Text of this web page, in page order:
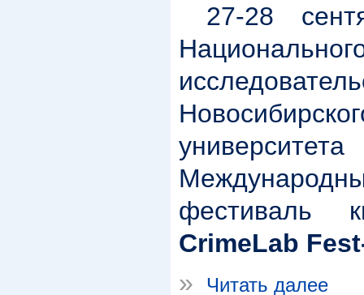
27-28
фестиваль
CrimeLab
»
Читать далее